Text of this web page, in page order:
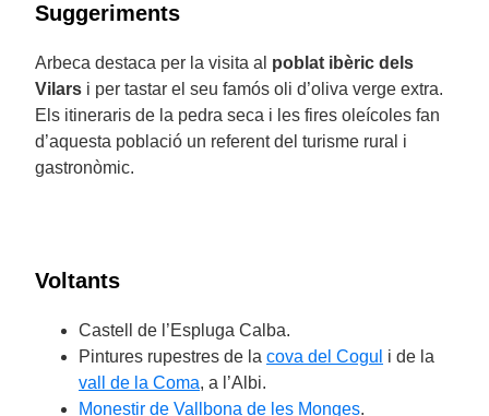
Suggeriments
Arbeca destaca per la visita al poblat ibèric dels
Vilars i per tastar el seu famós oli d’oliva verge extra.
Els itineraris de la pedra seca i les fires oleícoles fan
d’aquesta població un referent del turisme rural i
gastronòmic.
Voltants
Castell de l’Espluga Calba.
Pintures rupestres de la cova del Cogul i de la
vall de la Coma, a l’Albi.
Monestir de Vallbona de les Monges.